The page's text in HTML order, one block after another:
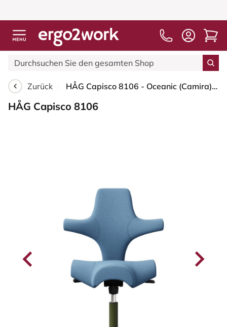
Zurück HÅG Capisco 8106 - Oceanic (Camira) - Recyceltes Polyester - OCI011 - Light blue - Moss Grey - 150mm (Sitzhöhe 40-55cm) - Bodengleiter
HÅG Capisco 8106